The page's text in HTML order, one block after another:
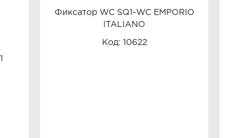
Фиксатор WC SQ1-WC EMPORIO
ITALIANO
Код: 10622